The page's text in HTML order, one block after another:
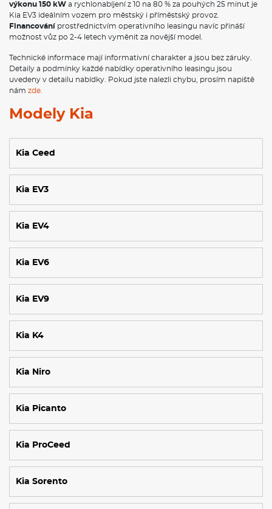
výkonu 150 kW a rychlonabíjení z 10 na 80 % za pouhých 25 minut je
Kia EV3 ideálním vozem pro městský i příměstský provoz.
Financování prostřednictvím operativního leasingu navíc přináší
možnost vůz po 2-4 letech vyměnit za novější model.
Technické informace mají informativní charakter a jsou bez záruky.
Detaily a podmínky každé nabídky operativního leasingu jsou
uvedeny v detailu nabídky. Pokud jste nalezli chybu, prosím napiště
nám zde.
Modely Kia
Kia Ceed
Kia EV3
Kia EV4
Kia EV6
Kia EV9
Kia K4
Kia Niro
Kia Picanto
Kia ProCeed
Kia Sorento